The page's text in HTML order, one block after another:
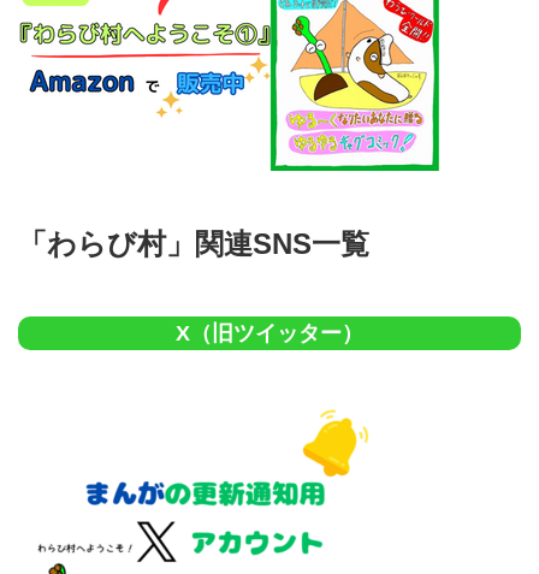
「わらび村」関連SNS一覧
X（旧ツイッター）